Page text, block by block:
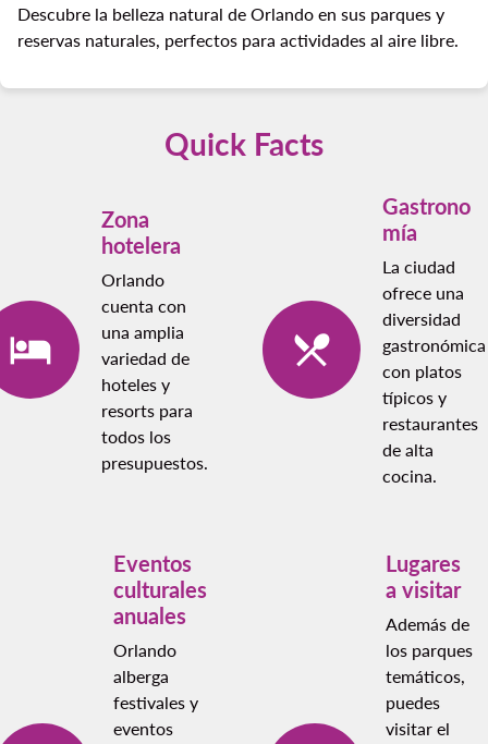
Descubre la belleza natural de Orlando en sus parques y
reservas naturales, perfectos para actividades al aire libre.
Quick Facts
Zona
hotelera
Orlando
cuenta con
una amplia
variedad de
hoteles y
resorts para
todos los
presupuestos.
Gastrono
mía
La ciudad
ofrece una
diversidad
gastronómica
con platos
típicos y
restaurantes
de alta
cocina.
Eventos
culturales
anuales
Orlando
alberga
festivales y
eventos
Lugares
a visitar
Además de
los parques
temáticos,
puedes
visitar el